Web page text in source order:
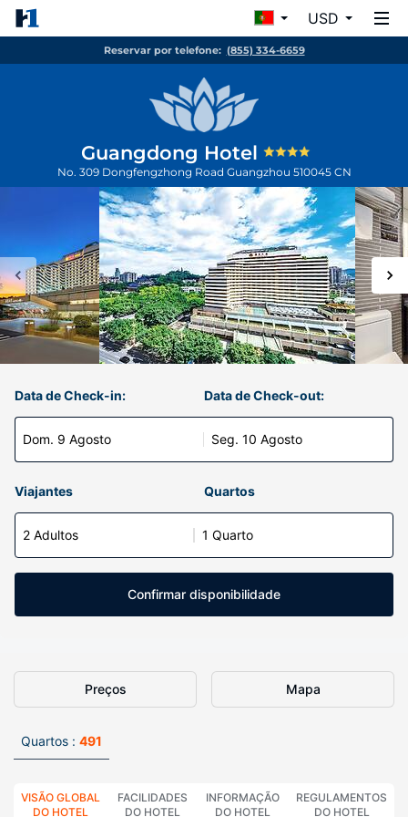
USD
Reservar por telefone: (855) 334-6659
Guangdong Hotel
No. 309 Dongfengzhong Road Guangzhou 510045 CN
Data de Check-in:
Dom. 9 Agosto
Data de Check-out:
Seg. 10 Agosto
Viajantes Quartos
2 Adultos 1 Quarto
Confirmar disponibilidade
Preços Mapa
Quartos : 491
VISÃO GLOBAL
DO HOTEL
FACILIDADES
DO HOTEL
INFORMAÇÃO
DO HOTEL
REGULAMENTOS
DO HOTEL